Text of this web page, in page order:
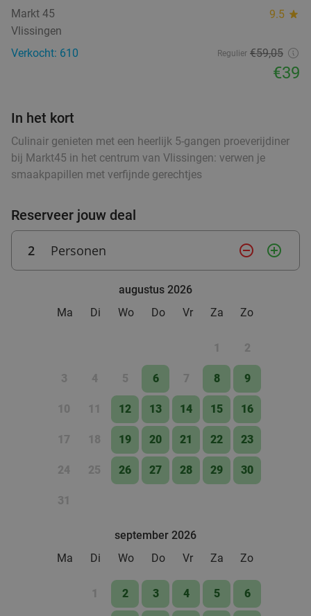
food
44%
Ontbijt of 12-uurtje of burger met friet en
salade
Vandaag Morgen
9.8star
Verkocht: 42
€6,95
De Pooter Olie
Terneuzen directions_car
,50
Markt 45 9.5 star
Vlissingen
Verkocht: 610
Regulier €59,05
€39
In het kort
Culinair genieten met een heerlijk 5-gangen proeverijdiner
bij Markt45 in het centrum van Vlissingen: verwen je
smaakpapillen met verfijnde gerechtjes
Reserveer jouw deal
2 Personen remove_circle_outline add_circle_outline
augustus 2026
Ma
Di Wo Do Vr Za Zo
1 2
3 4 5 6 7 8 9
10 11 12 13 14 15 16
17 18 19 20 21 22 23
24 25 26 27 28 29 30
31
september 2026
Ma
Di Wo Do Vr Za Zo
1 2 3 4 5 6